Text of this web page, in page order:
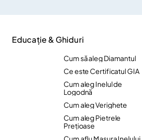
Educație & Ghiduri
Cum să aleg Diamantul
Ce este Certificatul GIA
Cum aleg Inelul de
Logodnă
Cum aleg Verighete
Cum aleg Pietrele
Preţioase